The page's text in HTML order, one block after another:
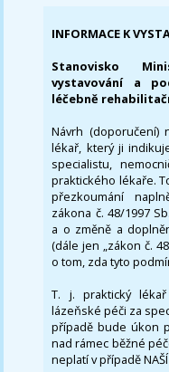
INFORMACE K
Stanovisko
vystavování a
léčebně
Návrh (doporučení)
lékař, který ji
specialistu,
praktického lékaře.
přezkoumání
zákona č. 48/1997
a o změně a
(dále jen „zákon č.
o tom, zda tyto
T. j. praktický
lázeňské péči za
případě bude úkon
nad rámec běžné
neplatí v případě